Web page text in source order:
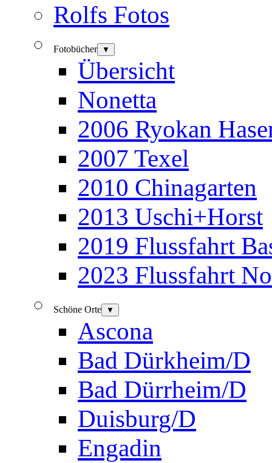
Rolfs Fotos
Fotobücher ▼
Übersicht
Nonetta
2006 Ryokan
2007 Texel
2010 Chinagarten
2013 Uschi+Horst
2019 Flussfahrt
2023 Flussfahrt
Schöne Orte ▼
Ascona
Bad Dürkheim/D
Bad Dürrheim/D
Duisburg/D
Engadin